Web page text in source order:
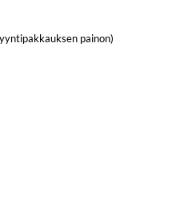
painon)